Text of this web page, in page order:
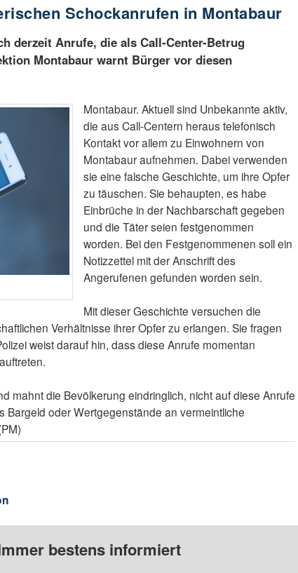
Schockanrufen in Montabaur
derzeit Anrufe, die als Call-Center-Betrug
Montabaur warnt Bürger vor diesen
Montabaur. Aktuell sind Unbekannte aktiv,
die aus Call-Centern heraus telefonisch
Kontakt vor allem zu Einwohnern von
Montabaur aufnehmen. Dabei verwenden
sie eine falsche Geschichte, um ihre Opfer
zu täuschen. Sie behaupten, es habe
Einbrüche in der Nachbarschaft gegeben
und die Täter seien festgenommen
worden. Bei den Festgenommenen soll ein
Notizzettel mit der Anschrift des
Angerufenen gefunden worden sein.
Mit dieser Geschichte versuchen die
Verhältnisse ihrer Opfer zu erlangen. Sie fragen
weist darauf hin, dass diese Anrufe momentan
mahnt die Bevölkerung eindringlich, nicht auf diese Anrufe
Bargeld oder Wertgegenstände an vermeintliche
bestens informiert